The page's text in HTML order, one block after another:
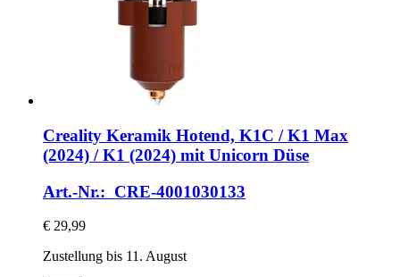
Creality Keramik Hotend, K1C / K1 Max
(2024) / K1 (2024) mit Unicorn Düse
Art.-Nr.: CRE-4001030133
€ 29,99
Zustellung bis 11. August